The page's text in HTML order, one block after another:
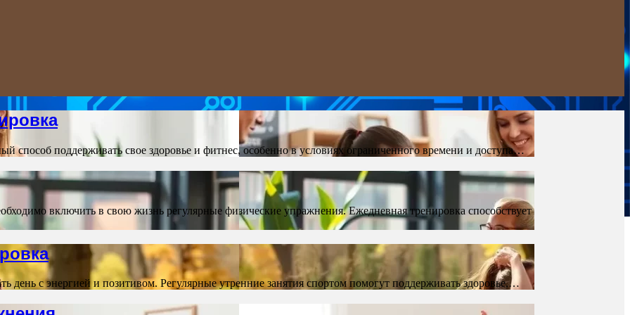
поддерживать свое здоровье и фитнес, особенно в условиях ограниченного времени и доступа…
включить в свою жизнь регулярные физические упражнения. Ежедневная тренировка способствует
день с энергией и позитивом. Регулярные утренние занятия спортом помогут поддерживать здоровье,…